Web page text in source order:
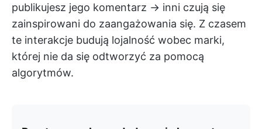
publikujesz jego komentarz → inni czują się
zainspirowani do zaangażowania się. Z czasem
te interakcje budują lojalność wobec marki,
której nie da się odtworzyć za pomocą
algorytmów.